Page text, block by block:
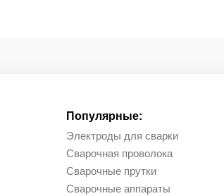
Популярные:
Электроды для сварки
Сварочная проволока
Сварочные прутки
Сварочные аппараты